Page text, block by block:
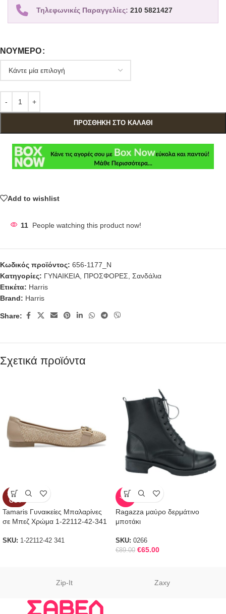
Τηλεφωνικές Παραγγελίες: 210 5821427
ΝΟΎΜΕΡΟ
ΠΡΟΣΘΉΚΗ ΣΤΟ ΚΑΛΆΘΙ
Add to wishlist
11 People watching this product now!
Κωδικός προϊόντος: 656-1177_N
Κατηγορίες: ΓΥΝΑΙΚΕΙΑ ΠΡΟΣΦΟΡΕΣ Σανδάλια
Ετικέτα: Harris
Brand: Harris
Share:
Σχετικά προϊόντα
SOLD
OUT
Tamaris Γυναικείες Μπαλαρίνες
σε Μπεζ Χρώμα 1-22112-42-341
SKU: 1-22112-42 341
-27%
Ragazza μαύρο δερμάτινο
μποτάκι
SKU: 0266
€89.00 €65.00
Zip-It Zaxy